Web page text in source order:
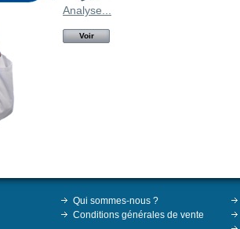
Analyse...
Voir
Qui sommes-nous ?
Conditions générales de vente